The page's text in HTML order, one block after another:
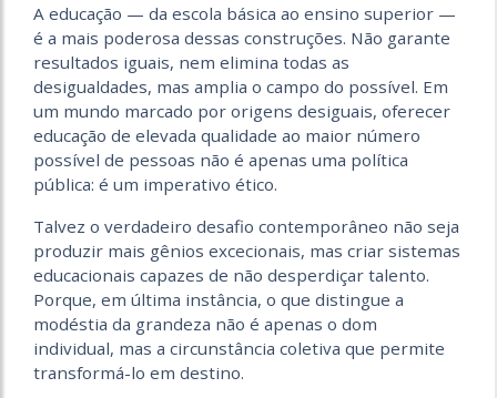
A educação — da escola básica ao ensino superior —
é a mais poderosa dessas construções. Não garante
resultados iguais, nem elimina todas as
desigualdades, mas amplia o campo do possível. Em
um mundo marcado por origens desiguais, oferecer
educação de elevada qualidade ao maior número
possível de pessoas não é apenas uma política
pública: é um imperativo ético.
Talvez o verdadeiro desafio contemporâneo não seja
produzir mais gênios excecionais, mas criar sistemas
educacionais capazes de não desperdiçar talento.
Porque, em última instância, o que distingue a
modéstia da grandeza não é apenas o dom
individual, mas a circunstância coletiva que permite
transformá-lo em destino.